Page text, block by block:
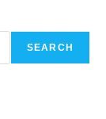
SEARCH